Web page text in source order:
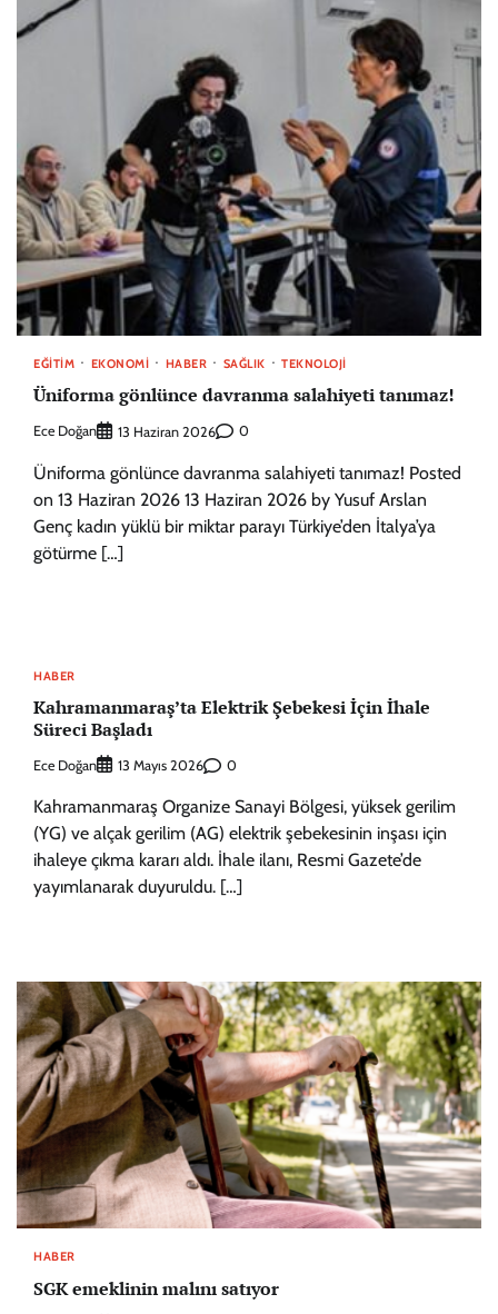
EĞITIM EKONOMI HABER SAĞLIK TEKNOLOJI
Üniforma gönlünce davranma salahiyeti tanımaz!
Ece Doğan 13 Haziran 2026 0
Üniforma gönlünce davranma salahiyeti tanımaz! Posted
on 13 Haziran 2026 13 Haziran 2026 by Yusuf Arslan
Genç kadın yüklü bir miktar parayı Türkiye’den İtalya’ya
götürme […]
HABER
Kahramanmaraş’ta Elektrik Şebekesi İçin İhale
Süreci Başladı
Ece Doğan 13 Mayıs 2026 0
Kahramanmaraş Organize Sanayi Bölgesi, yüksek gerilim
(YG) ve alçak gerilim (AG) elektrik şebekesinin inşası için
ihaleye çıkma kararı aldı. İhale ilanı, Resmi Gazete’de
yayımlanarak duyuruldu. […]
HABER
SGK emeklinin malını satıyor